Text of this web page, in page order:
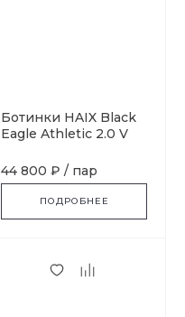
Ботинки HAIX Black
Eagle Athletic 2.0 V
44 800 ₽ / пар
ПОДРОБНЕЕ